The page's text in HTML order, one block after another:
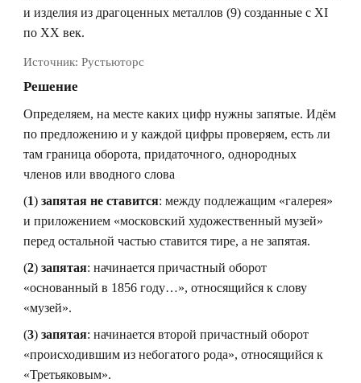
и изделия из драгоценных металлов (9) созданные с XI
по XX век.
Источник: Рустьюторс
Решение
Определяем, на месте каких цифр нужны запятые. Идём
по предложению и у каждой цифры проверяем, есть ли
там граница оборота, придаточного, однородных
членов или вводного слова
(1) запятая не ставится: между подлежащим «галерея»
и приложением «московский художественный музей»
перед остальной частью ставится тире, а не запятая.
(2) запятая: начинается причастный оборот
«основанный в 1856 году…», относящийся к слову
«музей».
(3) запятая: начинается второй причастный оборот
«происходившим из небогатого рода», относящийся к
«Третьяковым».